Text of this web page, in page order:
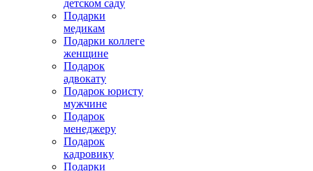
детском саду
Подарки
медикам
Подарки коллеге
женщине
Подарок
адвокату
Подарок юристу
мужчине
Подарок
менеджеру
Подарок
кадровику
Подарки